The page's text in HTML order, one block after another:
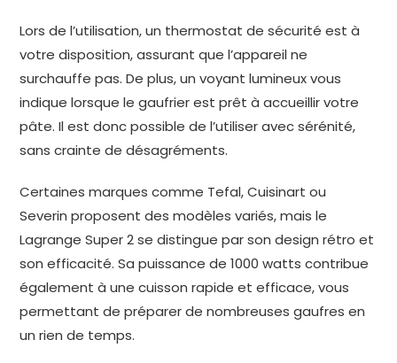
Lors de l’utilisation, un thermostat de sécurité est à
votre disposition, assurant que l’appareil ne
surchauffe pas. De plus, un voyant lumineux vous
indique lorsque le gaufrier est prêt à accueillir votre
pâte. Il est donc possible de l’utiliser avec sérénité,
sans crainte de désagréments.
Certaines marques comme Tefal, Cuisinart ou
Severin proposent des modèles variés, mais le
Lagrange Super 2 se distingue par son design rétro et
son efficacité. Sa puissance de 1000 watts contribue
également à une cuisson rapide et efficace, vous
permettant de préparer de nombreuses gaufres en
un rien de temps.